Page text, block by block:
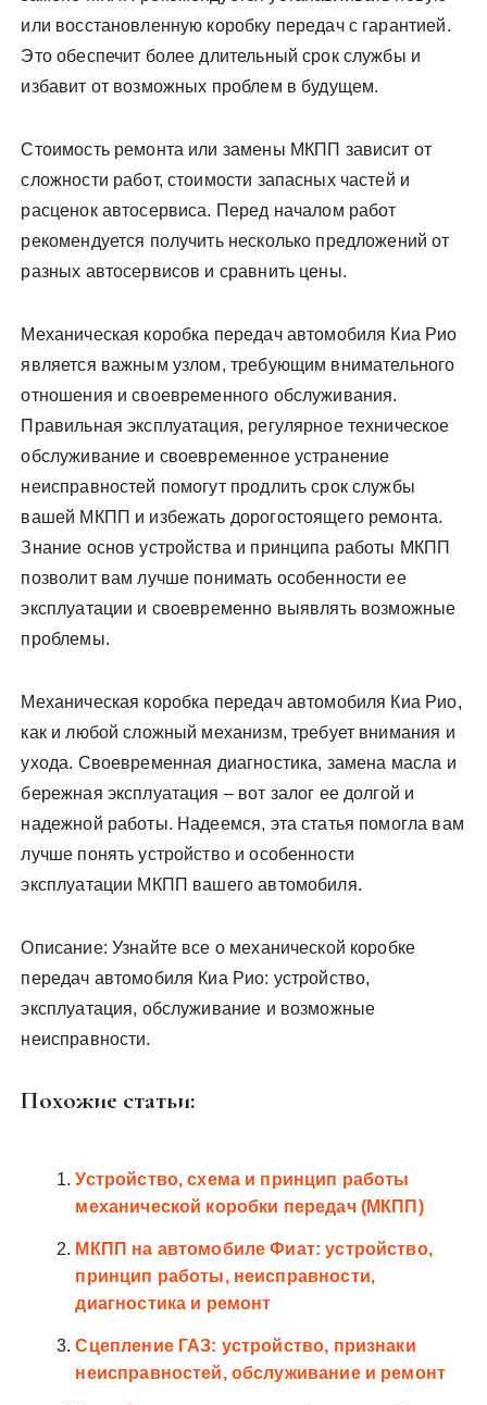
или восстановленную коробку передач с гарантией.
Это обеспечит более длительный срок службы и
избавит от возможных проблем в будущем.
Стоимость ремонта или замены МКПП зависит от
сложности работ, стоимости запасных частей и
расценок автосервиса. Перед началом работ
рекомендуется получить несколько предложений от
разных автосервисов и сравнить цены.
Механическая коробка передач автомобиля Киа Рио
является важным узлом, требующим внимательного
отношения и своевременного обслуживания.
Правильная эксплуатация, регулярное техническое
обслуживание и своевременное устранение
неисправностей помогут продлить срок службы
вашей МКПП и избежать дорогостоящего ремонта.
Знание основ устройства и принципа работы МКПП
позволит вам лучше понимать особенности ее
эксплуатации и своевременно выявлять возможные
проблемы.
Механическая коробка передач автомобиля Киа Рио,
как и любой сложный механизм, требует внимания и
ухода. Своевременная диагностика, замена масла и
бережная эксплуатация – вот залог ее долгой и
надежной работы. Надеемся, эта статья помогла вам
лучше понять устройство и особенности
эксплуатации МКПП вашего автомобиля.
Описание: Узнайте все о механической коробке
передач автомобиля Киа Рио: устройство,
эксплуатация, обслуживание и возможные
неисправности.
Похожие статьи:
Устройство, схема и принцип работы
механической коробки передач (МКПП)
МКПП на автомобиле Фиат: устройство,
принцип работы, неисправности,
диагностика и ремонт
Сцепление ГАЗ: устройство, признаки
неисправностей, обслуживание и ремонт